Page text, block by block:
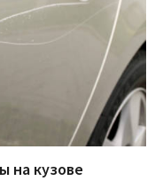
на кузове